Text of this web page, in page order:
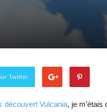
Twitter
découvert Vulcania, je m’étais